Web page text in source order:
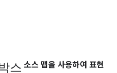
스 소스 맵을 사용하여 표현